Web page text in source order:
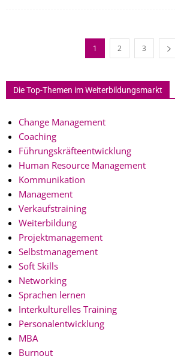
1 2 3
Die Top-Themen im Weiterbildungsmarkt
Change Management
Coaching
Führungskräfteentwicklung
Human Resource Management
Kommunikation
Management
Verkaufstraining
Weiterbildung
Projektmanagement
Selbstmanagement
Soft Skills
Networking
Sprachen lernen
Interkulturelles Training
Personalentwicklung
MBA
Burnout